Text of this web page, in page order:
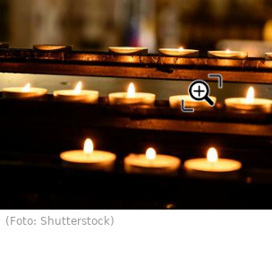
(Foto: Shutterstock)